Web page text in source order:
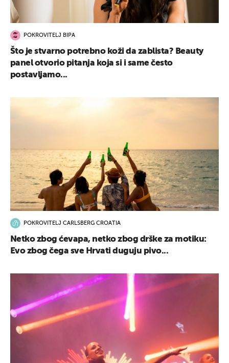
POKROVITELJ BIPA
Što je stvarno potrebno koži da zablista? Beauty
panel otvorio pitanja koja si i same često
postavljamo...
POKROVITELJ CARLSBERG CROATIA
Netko zbog ćevapa, netko zbog drške za motiku:
Evo zbog čega sve Hrvati duguju pivo...